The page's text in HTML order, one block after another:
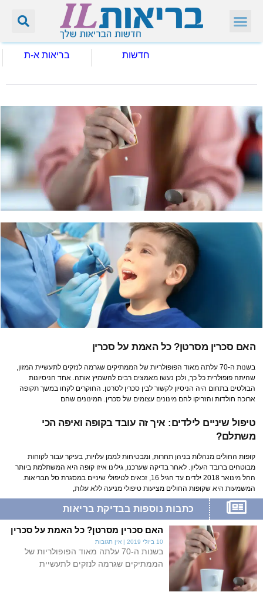
בריאות א-ת חדשות
האם סכרין מסרטן? כל האמת על סכרין
בשנות ה-70 עלתה מאוד הפופולריות של הממתיקים שגרמה לנזקים לתעשיית המזון,
שהיתה פופולרית כל כך, ולכן נעשו מאמצים רבים להשמיץ אותה. אחד הניסיונות
הבולטים בתחום היה הניסיון לקשור לבין סכרין לסרטן. החוקרים לקחו במשך תקופה
ארוכה חולדות והזריקו להם מינונים עצומים של סכרין. המינונים שהם
טיפול שיניים לילדים: איך זה עובד בקופה ואיפה הכי
משתלם?
קופות החולים מנהלות בניהן תחרות, ומבטיחות לממן עלויות, בעיקר עבור לקוחות
מבוטחים ברובד העליון. לאחר בדיקה שערכנו, גילינו איזו קופה היא המשתלמת ביותר
החל מינואר 2018 ילדים עד הגיל 16, זכאים לטיפולי שיניים במסגרת סל הבריאות.
המשמעות היא שקופות החולים מציעות טיפולי מניעה ללא עלות,
כתבות נוספות בבדיקת בריאות
האם סכרין מסרטן? כל האמת על סכרין
10 ביולי 2019 אין תגובות
בשנות ה-70 עלתה מאוד הפופולריות של
הממתיקים שגרמה לנזקים לתעשיית